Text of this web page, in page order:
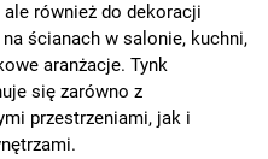
również do dekoracji
ścianach w salonie, kuchni,
aranżacje. Tynk
się zarówno z
przestrzeniami, jak i